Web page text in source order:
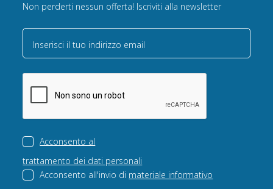
Non perderti nessun offerta! Iscriviti alla newsletter
Inserisci il tuo indirizzo email
Acconsento al
trattamento dei dati personali
Acconsento all'invio di materiale informativo